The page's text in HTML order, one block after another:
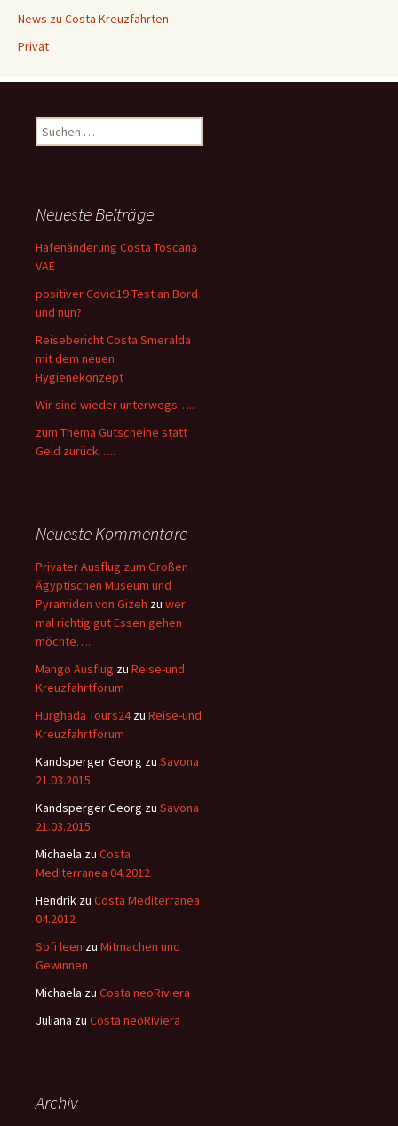
News zu Costa Kreuzfahrten
Privat
Suchen
nach:
Neueste Beiträge
Hafenänderung Costa Toscana
VAE
positiver Covid19 Test an Bord
und nun?
Reisebericht Costa Smeralda
mit dem neuen
Hygienekonzept
Wir sind wieder unterwegs…..
zum Thema Gutscheine statt
Geld zurück…..
Neueste Kommentare
Privater Ausflug zum Großen
Ägyptischen Museum und
Pyramiden von Gizeh zu wer
mal richtig gut Essen gehen
möchte…..
Mango Ausflug zu Reise-und
Kreuzfahrtforum
Hurghada Tours24zu Reise-und
Kreuzfahrtforum
Kandsperger Georg zu Savona
21.03.2015
Kandsperger Georg zu Savona
21.03.2015
Michaela zu Costa
Mediterranea 04.2012
Hendrik zu Costa Mediterranea
04.2012
Sofi leen zu Mitmachen und
Gewinnen
Michaela zu Costa neoRiviera
Juliana zu Costa neoRiviera
Archiv